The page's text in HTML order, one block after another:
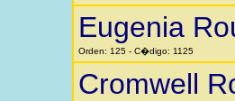
Eugenia
Orden: 125 - C�digo: 1125
Cromwell